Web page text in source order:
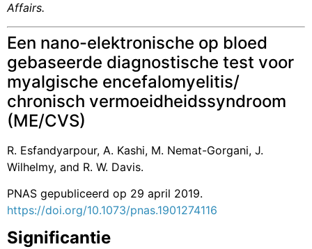
Affairs.
Een nano-elektronische op bloed
gebaseerde diagnostische test voor
myalgische encefalomyelitis/
chronisch vermoeidheidssyndroom
(ME/CVS)
R. Esfandyarpour, A. Kashi, M. Nemat-Gorgani, J.
Wilhelmy, and R. W. Davis.
PNAS gepubliceerd op 29 april 2019.
https://doi.org/10.1073/pnas.1901274116
Significantie